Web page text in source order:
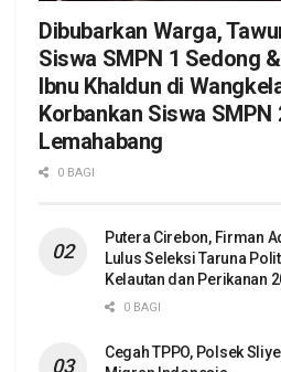
Dibubarkan Warga,
Siswa SMPN 1 Sedong
Ibnu Khaldun di
Korbankan Siswa SMPN
Lemahabang
0 BAGI
Putera Cirebon, Firman
Lulus Seleksi Taruna
Kelautan dan Perikanan
0 BAGI
Cegah TPPO, Polsek